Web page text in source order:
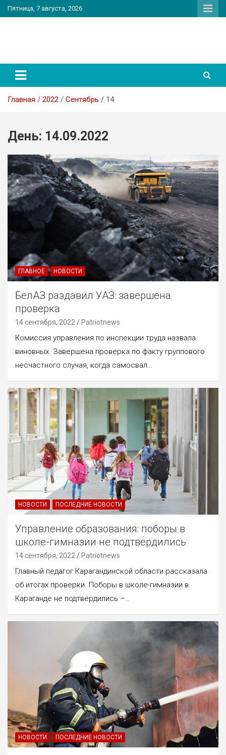
Перейти
к
Пятница, 7 августа, 2026
Главная 2022 Сентябрь 14
День: 14.09.2022
ГЛАВНОЕ НОВОСТИ
БелАЗ раздавил УАЗ: завершена
проверка
14 сентября, 2022 Patriotnews
Комиссия управления по инспекции труда назвала
виновных. Завершена проверка по факту группового
несчастного случая, когда самосвал…
НОВОСТИ ПОСЛЕДНИЕ НОВОСТИ
Управление образования: поборы в
школе-гимназии не подтвердились
14 сентября, 2022 Patriotnews
Главный педагог Карагандинской области рассказала
об итогах проверки. Поборы в школе-гимназии в
Караганде не подтвердились –…
НОВОСТИ ПОСЛЕДНИЕ НОВОСТИ